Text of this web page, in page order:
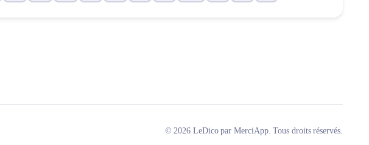
© 2026 LeDico par MerciApp. Tous droits réservés.